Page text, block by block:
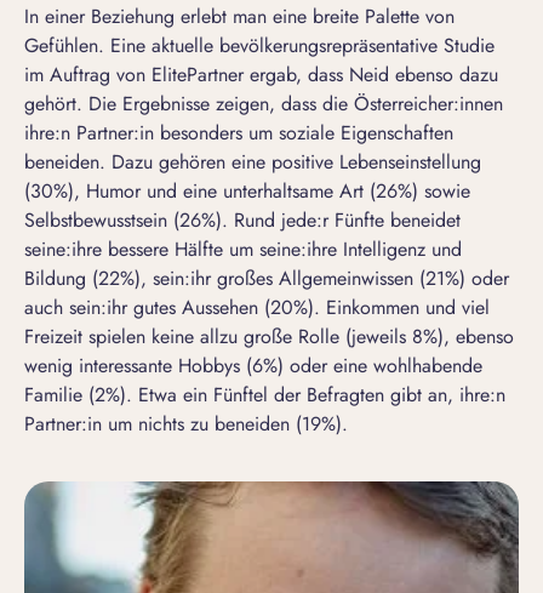
In einer Beziehung erlebt man eine breite Palette von
Gefühlen. Eine aktuelle bevölkerungsrepräsentative Studie
im Auftrag von ElitePartner ergab, dass Neid ebenso dazu
gehört. Die Ergebnisse zeigen, dass die Österreicher:innen
ihre:n Partner:in besonders um soziale Eigenschaften
beneiden. Dazu gehören eine positive Lebenseinstellung
(30%), Humor und eine unterhaltsame Art (26%) sowie
Selbstbewusstsein (26%). Rund jede:r Fünfte beneidet
seine:ihre bessere Hälfte um seine:ihre Intelligenz und
Bildung (22%), sein:ihr großes Allgemeinwissen (21%) oder
auch sein:ihr gutes Aussehen (20%). Einkommen und viel
Freizeit spielen keine allzu große Rolle (jeweils 8%), ebenso
wenig interessante Hobbys (6%) oder eine wohlhabende
Familie (2%). Etwa ein Fünftel der Befragten gibt an, ihre:n
Partner:in um nichts zu beneiden (19%).